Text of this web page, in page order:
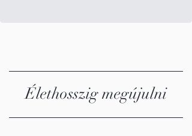
Élethosszig megújulni